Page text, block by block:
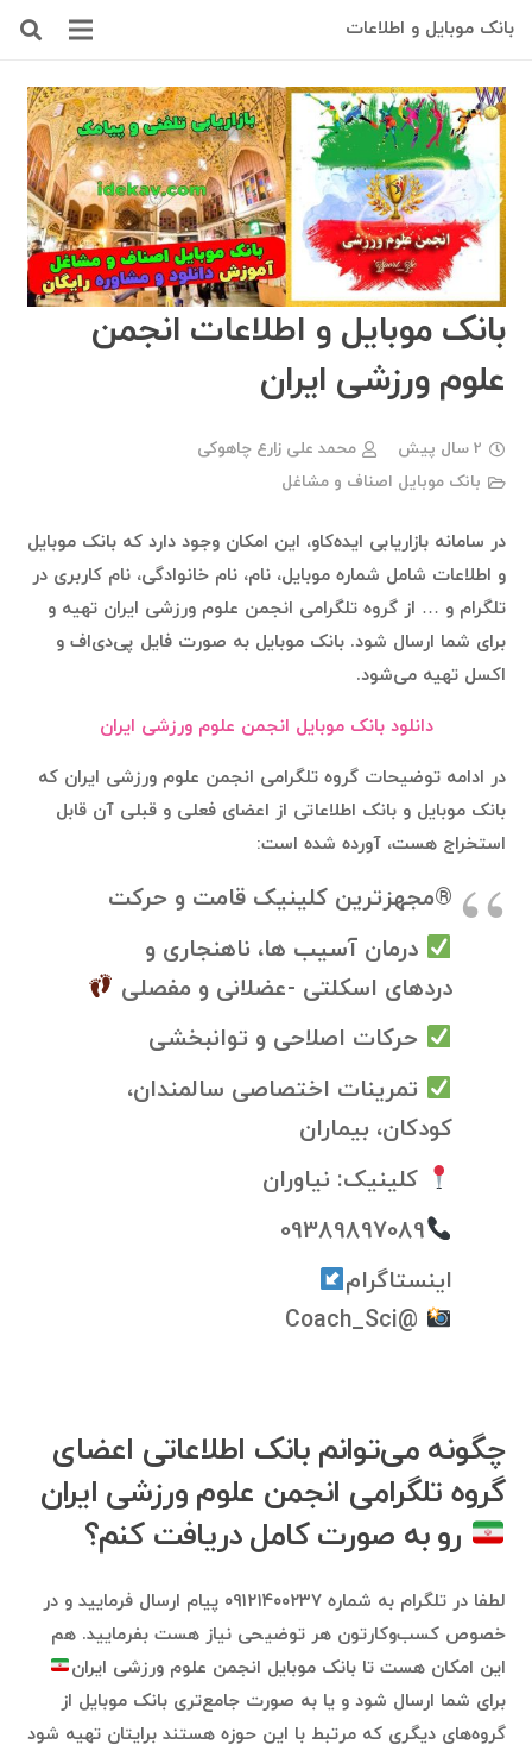
بانک موبایل و اطلاعات
بانک موبایل و اطلاعات انجمن
علوم ورزشی ایران
2 سال پیش
محمد علی زارع چاهوکی
بانک موبایل اصناف و مشاغل
در سامانه بازاریابی ایده‌کاو، این امکان وجود دارد که بانک موبایل
و اطلاعات شامل شماره موبایل، نام، نام خانوادگی، نام کاربری در
تلگرام و … از گروه تلگرامی انجمن علوم ورزشی ایران تهیه و
برای شما ارسال شود. بانک موبایل به صورت فایل پی‌دی‌اف و
اکسل تهیه می‌شود.
دانلود بانک موبایل انجمن علوم ورزشی ایران
در ادامه توضیحات گروه تلگرامی انجمن علوم ورزشی ایران که
بانک موبایل و بانک اطلاعاتی از اعضای فعلی و قبلی آن قابل
استخراج هست، آورده شده است:
®️مجهزترین کلینیک قامت و حرکت
درمان آسیب ها، ناهنجاری و
دردهای اسکلتی -عضلانی و مفصلی
حرکات اصلاحی و توانبخشی
تمرینات اختصاصی سالمندان،
کودکان، بیماران
کلینیک: نیاوران
09389897089
اینستاگرام
@Coach_Sci
چگونه می‌توانم بانک اطلاعاتی اعضای
گروه تلگرامی انجمن علوم ورزشی ایران
رو به صورت کامل دریافت کنم؟
لطفا در تلگرام به شماره ۰۹۱۲۱۴۰۰۲۳۷ پیام ارسال فرمایید و در
خصوص کسب‌وکارتون هر توضیحی نیاز هست بفرمایید. هم
این امکان هست تا بانک موبایل انجمن علوم ورزشی ایران
برای شما ارسال شود و یا به صورت جامع‌تری بانک موبایل از
گروه‌های دیگری که مرتبط با این حوزه هستند برایتان تهیه شود